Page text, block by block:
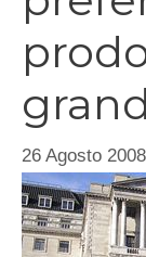
26 Agosto 2008